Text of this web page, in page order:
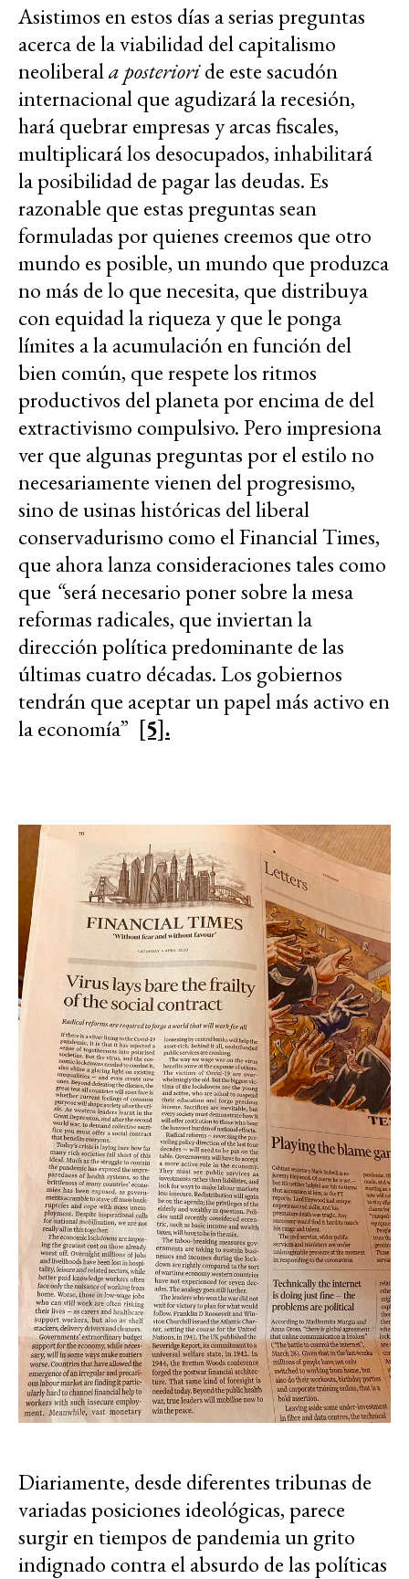
Asistimos en estos días a serias preguntas
acerca de la viabilidad del capitalismo
neoliberala posterioride este sacudón
internacional que agudizará la recesión,
hará quebrar empresas y arcas fiscales,
multiplicará los desocupados, inhabilitará
la posibilidad de pagar las deudas. Es
razonable que estas preguntas sean
formuladas por quienes creemos que otro
mundo es posible, un mundo que produzca
no más de lo que necesita, que distribuya
con equidad la riqueza y que le ponga
límites a la acumulación en función del
bien común, que respete los ritmos
productivos del planeta por encima de del
extractivismo compulsivo. Pero impresiona
ver que algunas preguntas por el estilo no
necesariamente vienen del progresismo,
sino de usinas históricas del liberal
conservadurismo como el Financial Times,
que ahora lanza consideraciones tales como
que “será necesario poner sobre la mesa
reformas radicales, que inviertan la
dirección política predominante de las
últimas cuatro décadas. Los gobiernos
tendrán que aceptar un papel más activo en
la economía” [5].
Diariamente, desde diferentes tribunas de
variadas posiciones ideológicas, parece
surgir en tiempos de pandemia un grito
indignado contra el absurdo de las políticas